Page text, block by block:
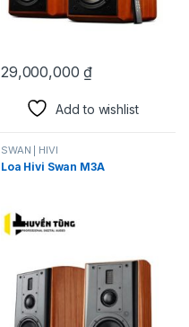
29,000,000₫
Add to wishlist
SWAN | HIVI
Loa Hivi Swan M3A